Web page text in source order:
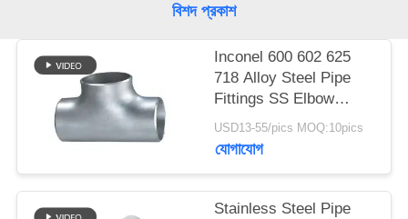
PRIVACY
POLICY
বিশদ প্রকাশ
Inconel 600 602 625
718 Alloy Steel Pipe
Fittings SS Elbow
Reducer Tee Cap
USD13-55/pics MOQ:10pics
যোগাযোগ
Stainless Steel Pipe